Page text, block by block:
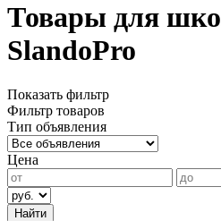
Товары для
SlandoPro
Показать фильтр
Фильтр товаров
Тип объявления
Цена